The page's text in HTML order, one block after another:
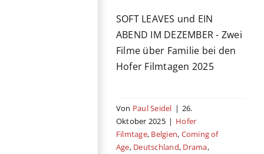
SOFT LEAVES und EIN
ABEND IM DEZEMBER - Zwei
Filme über Familie bei den
Hofer Filmtagen 2025
Von Paul Seidel | 26.
Oktober 2025 | Hofer
Filmtage, Belgien, Coming of
Age, Deutschland, Drama,